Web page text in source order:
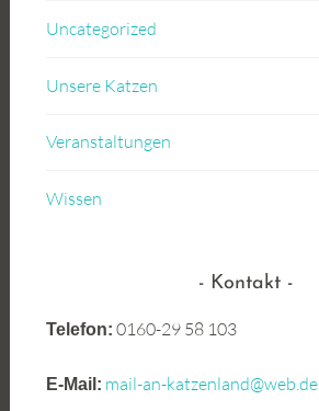
Uncategorized
Unsere Katzen
Veranstaltungen
Wissen
Kontakt
Telefon: 0160-29 58 103
E-Mail: mail-an-katzenland@web.de